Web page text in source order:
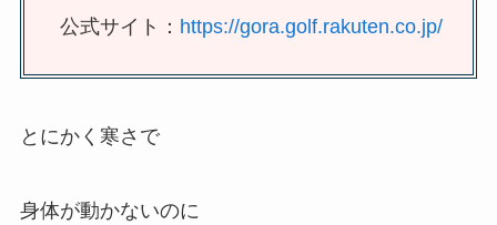
公式サイト： https://gora.golf.rakuten.co.jp/
とにかく寒さで
身体が動かないのに